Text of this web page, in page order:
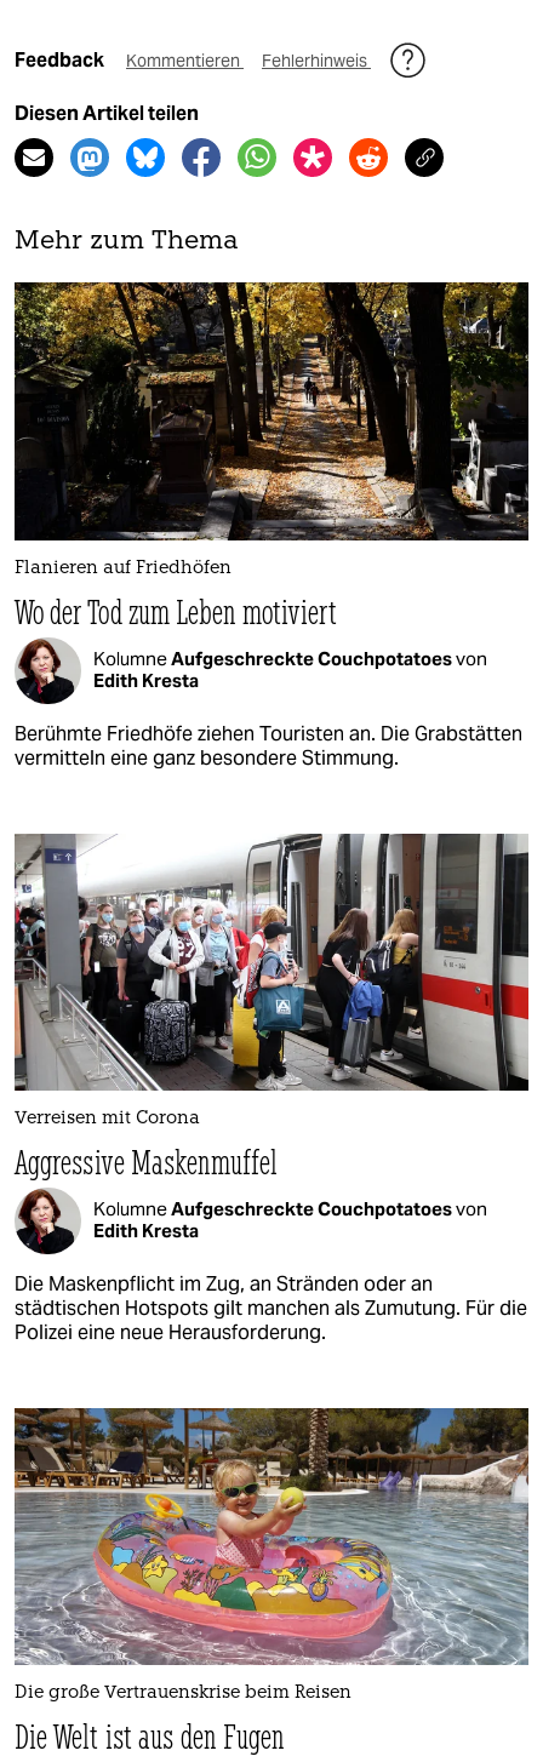
Feedback Kommentieren Fehlerhinweis
Diesen Artikel teilen
Mehr zum Thema
Flanieren auf Friedhöfen
Wo der Tod zum Leben motiviert
KolumneAufgeschreckte Couchpotatoesvon
Edith Kresta
Berühmte Friedhöfe ziehen Touristen an. Die Grabstätten
vermitteln eine ganz besondere Stimmung.
Verreisen mit Corona
Aggressive Maskenmuffel
KolumneAufgeschreckte Couchpotatoesvon
Edith Kresta
Die Maskenpflicht im Zug, an Stränden oder an
städtischen Hotspots gilt manchen als Zumutung. Für die
Polizei eine neue Herausforderung.
Die große Vertrauenskrise beim Reisen
Die Welt ist aus den Fugen